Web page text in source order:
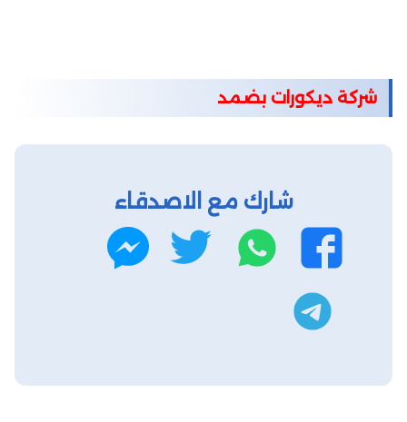
شركة ديكورات بضمد
شارك مع الاصدقاء
فيسبوك واتساب تويتر